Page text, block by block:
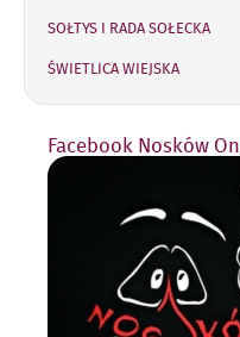
SOŁTYS I RADA SOŁECKA
ŚWIETLICA WIEJSKA
Facebook Nosków